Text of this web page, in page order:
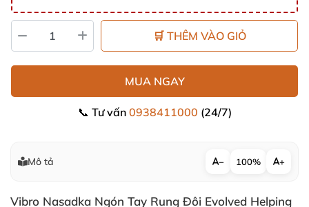
🛒 THÊM VÀO GIỎ
MUA NGAY
📞 Tư vấn 0938411000 (24/7)
Mô tả − 100% +
Vibro Nasadka Ngón Tay Rung Đôi Evolved Helping